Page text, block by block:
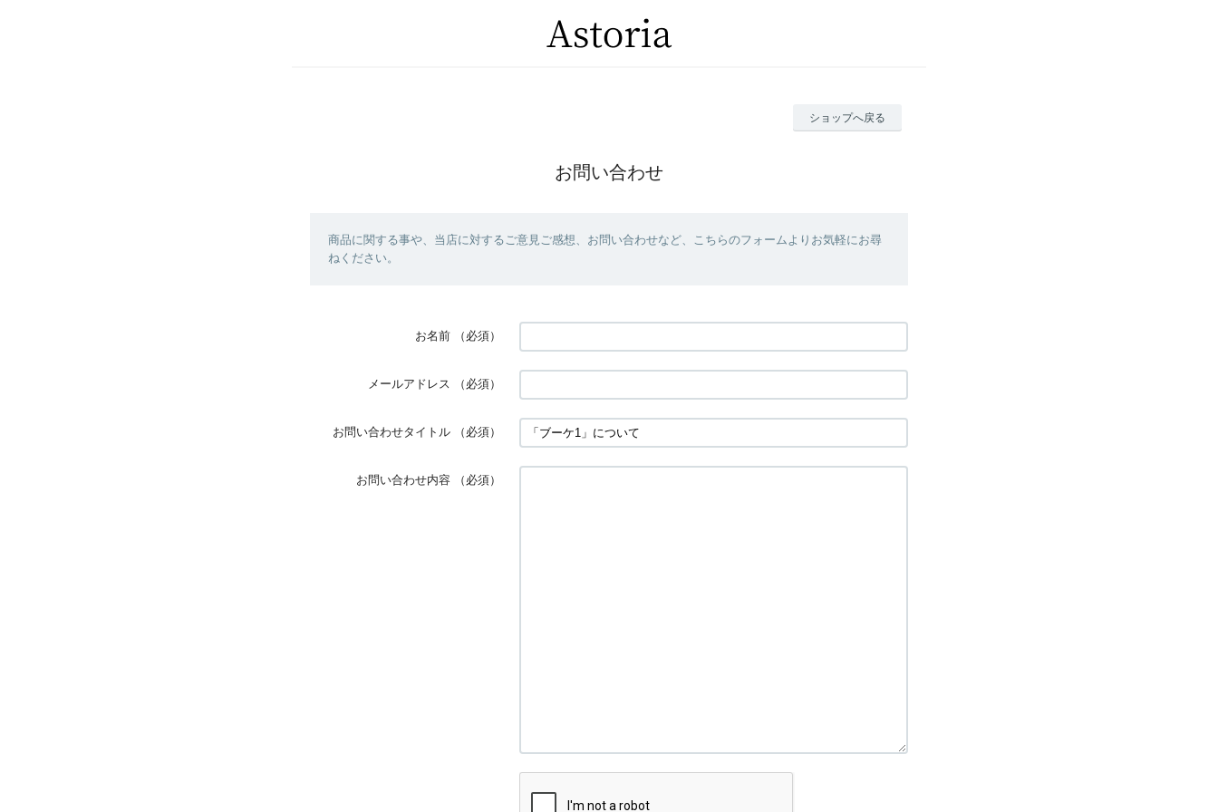
ショップへ戻る
お問い合わせ
商品に関する事や、当店に対するご意見ご感想、お問い合わせなど、こちらのフォームよりお気軽にお尋
ねください。
お名前 （必須）
メールアドレス （必須）
お問い合わせタイトル （必須）
お問い合わせ内容 （必須）